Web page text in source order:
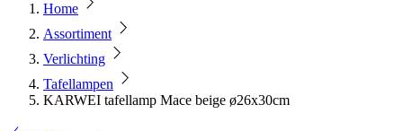
Home
Assortiment
Verlichting
Tafellampen
KARWEI tafellamp Mace beige ø26x30cm